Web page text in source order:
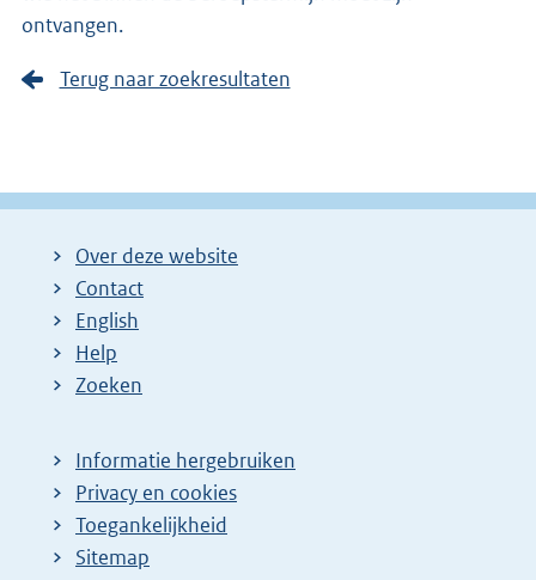
ontvangen.
Terug naar zoekresultaten
Over deze website
Contact
English
Help
Zoeken
Informatie hergebruiken
Privacy en cookies
Toegankelijkheid
Sitemap